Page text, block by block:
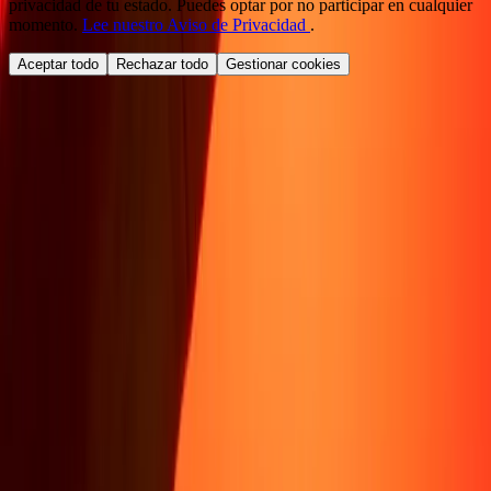
privacidad de tu estado. Puedes optar por no participar en cualquier
momento. Lee nuestro Aviso de Privacidad .
Aceptar todo Rechazar todo Gestionar cookies